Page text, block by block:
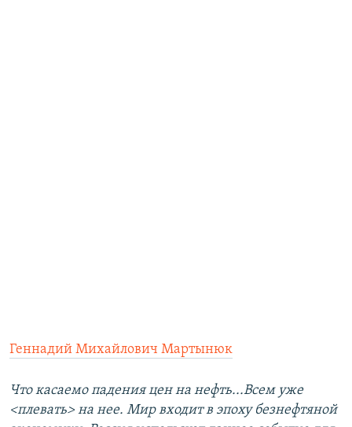
Геннадий Михайлович Мартынюк
Что касаемо падения цен на нефть...Всем уже
<плевать> на нее. Мир входит в эпоху безнефтяной